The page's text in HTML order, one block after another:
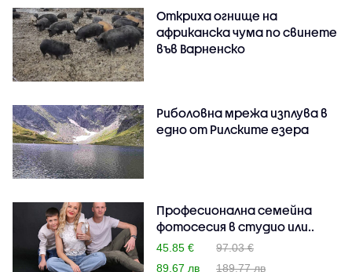
Откриха огнище на
африканска чума по свинете
във Варненско
Риболовна мрежа изплува в
едно от Рилските езера
Професионална семейна
фотосесия в студио или..
45.85 €
97.03 €
89.67 лв
189.77 лв